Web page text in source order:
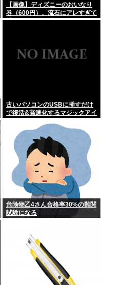
【画像】ディズニーのおいなり
巻（600円）、流石にアレすぎて
賛否両論の大炎上をしてしまうw
古いパソコンのUSBに挿すだけ
で復活&高速化するマジックアイ
危険物乙4さん合格率30%の難関
試験になる